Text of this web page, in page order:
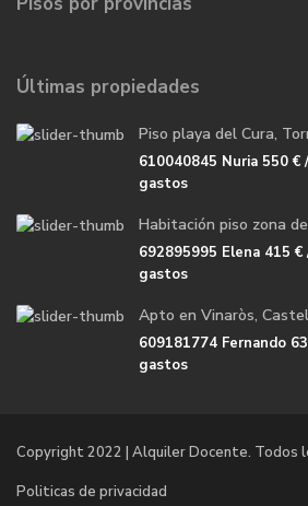
Últimas propiedades
Piso playa del Cura,
610040845 Nuria 550 €
gastos
Habitación piso zona
692895995 Elena 415 €
gastos
Apto en Vinaròs,
609181774 Fernando
gastos
Copyright 2022 | Alquiler Docente. Todos
Politicas de privacidad